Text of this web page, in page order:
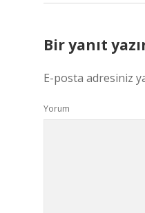
Bir yanıt
E-posta adresiniz
Yorum